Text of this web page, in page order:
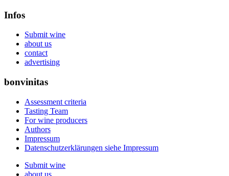
Infos
Submit wine
about us
contact
advertising
bonvinitas
Assessment criteria
Tasting Team
For wine producers
Authors
Impressum
Datenschutzerklärungen siehe Impressum
Submit wine
about us